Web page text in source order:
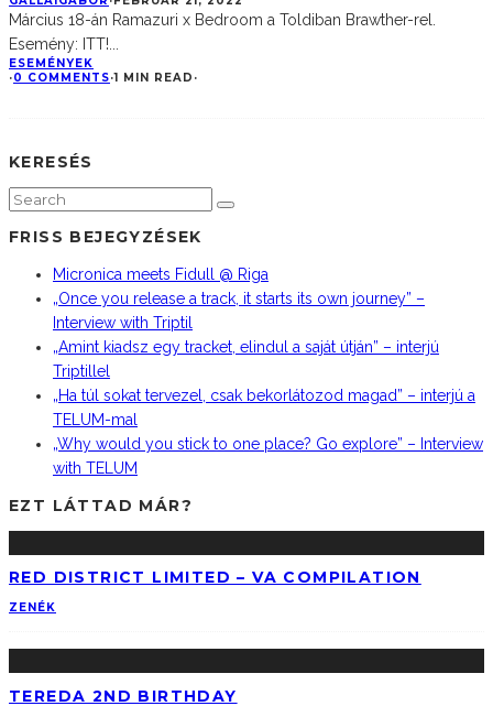
Március 18-án Ramazuri x Bedroom a Toldiban Brawther-rel.
Esemény: ITT!
ESEMÉNYEK
·0 COMMENTS·1 MIN READ ·
KERESÉS
FRISS BEJEGYZÉSEK
Micronica meets Fidull @ Riga
„Once you release a track, it starts its own journey” –
Interview with Triptil
„Amint kiadsz egy tracket, elindul a saját útján” – interjú
Triptillel
„Ha túl sokat tervezel, csak bekorlátozod magad” – interjú a
TELUM-mal
„Why would you stick to one place? Go explore” – Interview
with TELUM
EZT LÁTTAD MÁR?
RED DISTRICT LIMITED – VA COMPILATION
ZENÉK
TEREDA 2ND BIRTHDAY